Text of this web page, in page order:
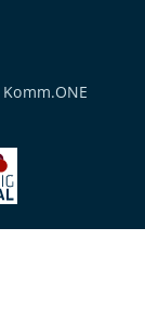
Komm.ONE